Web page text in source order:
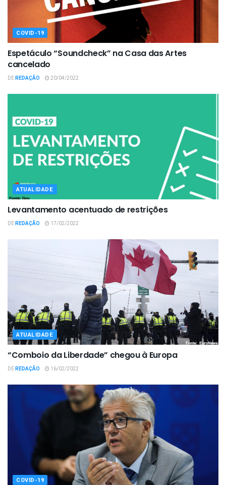
COVID-19
Espetáculo “Soundcheck” na Casa das Artes
cancelado
DEREDAÇÃO 20/04/2022
ATUALIDADE
Levantamento acentuado de restrições
DEREDAÇÃO 17/02/2022
ATUALIDADE
“Comboio da Liberdade” chegou à Europa
DEREDAÇÃO 16/02/2022
COVID-19